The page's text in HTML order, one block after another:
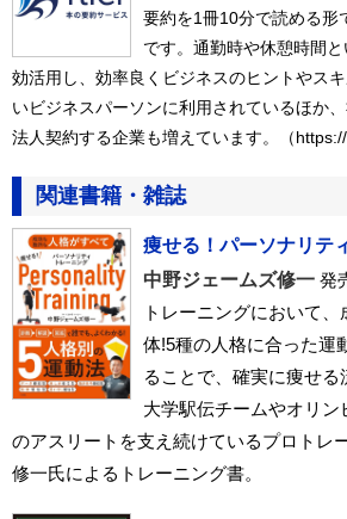
要約を1冊10分で読める形
です。通勤時や休憩時間
効活用し、効率良くビジネスのヒントやス
いビジネスパーソンに利用されているほか
法人契約する企業も増えています。（https://
関連書籍・雑誌
痩せる！パーソナリテ
中野ジェームズ修一 発
トレーニングにおいて
体!5種の人格に合った運
ることで、確実に痩せ
大学駅伝チームやオリン
のアスリートを支え続けているプロトレ
修一氏によるトレーニング書。